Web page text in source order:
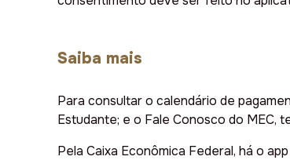
Saiba mais
Para consultar o calendário de
Estudante; e o Fale Conosco do MEC,
Pela Caixa Econômica Federal, há o